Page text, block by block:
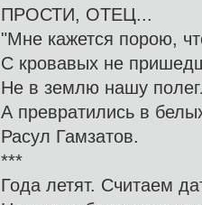
ПРОСТИ, ОТЕЦ...
"Мне кажется порою,
С кровавых не
Не в землю нашу
А превратились в
Расул Гамзатов.
***
Года летят. Считаем